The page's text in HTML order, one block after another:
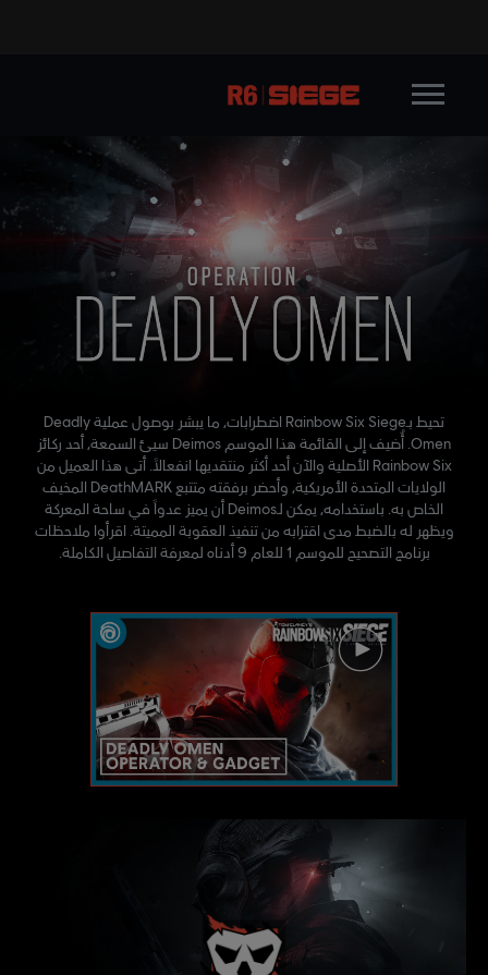
تحيط بـRainbow Six Siege اضطرابات، ما يبشر بوصول عملية Deadly
Omen. أُضيف إلى القائمة هذا الموسم Deimos سيئ السمعة، أحد ركائز
Rainbow Six الأصلية والآن أحد أكثر منتقديها انفعالاً. أتى هذا العميل من
الولايات المتحدة الأمريكية، وأحضر برفقته متتبع DeathMARK المخيف
الخاص به. باستخدامه، يمكن لـDeimos أن يميز عدواً في ساحة المعركة
ويظهر له بالضبط مدى اقترابه من تنفيذ العقوبة المميتة. اقرأوا ملاحظات
برنامج التصحيح للموسم 1 للعام 9 أدناه لمعرفة التفاصيل الكاملة.